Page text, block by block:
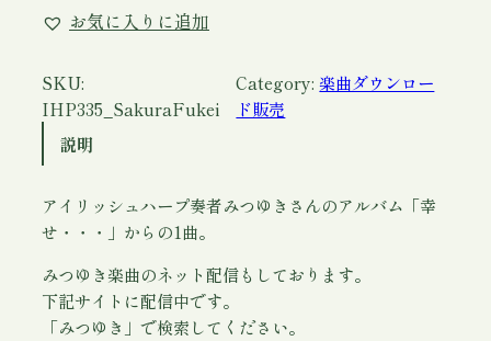
ら
の
風
ウ
ン
ロ
ー
ド
お気に入りに追加
SKU:
IHP335_SakuraFukei
Category:楽曲ダウンロー
ド販売
説明
アイリッシュハープ奏者みつゆきさんのアルバム「幸
せ・・・」からの1曲。
みつゆき楽曲のネット配信もしております。
下記サイトに配信中です。
「みつゆき」で検索してください。